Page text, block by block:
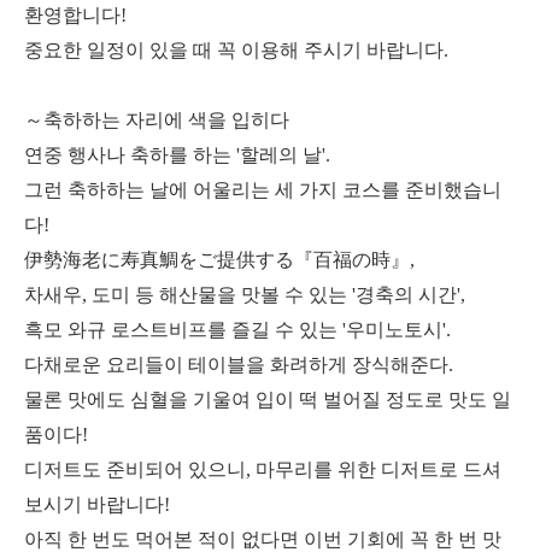
환영합니다!
중요한 일정이 있을 때 꼭 이용해 주시기 바랍니다.
～축하하는 자리에 색을 입히다
연중 행사나 축하를 하는 '할레의 날'.
그런 축하하는 날에 어울리는 세 가지 코스를 준비했습니
다!
伊勢海老に寿真鯛をご提供する『百福の時』,
차새우, 도미 등 해산물을 맛볼 수 있는 '경축의 시간',
흑모 와규 로스트비프를 즐길 수 있는 '우미노토시'.
다채로운 요리들이 테이블을 화려하게 장식해준다.
물론 맛에도 심혈을 기울여 입이 떡 벌어질 정도로 맛도 일
품이다!
디저트도 준비되어 있으니, 마무리를 위한 디저트로 드셔
보시기 바랍니다!
아직 한 번도 먹어본 적이 없다면 이번 기회에 꼭 한 번 맛